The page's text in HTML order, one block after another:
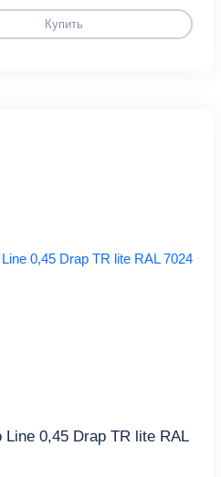
Купить
0,45 Drap TR lite RAL